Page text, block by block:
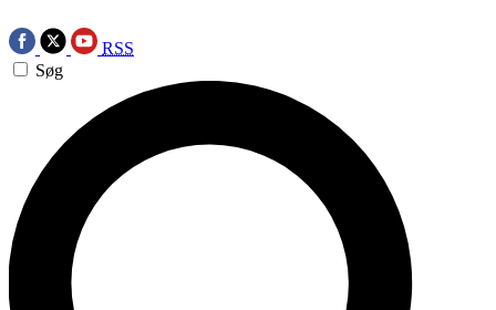
RSS
Søg